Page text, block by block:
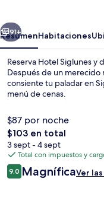
Siguiente
91+
ResumenHabitaciones
Reserva Hotel Siglunes y
Después de un merecido
consiente tu paladar en
menú de cenas.
$87 por noche
El
precio
total
es
de
$103 en total
3 sept - 4 sept
Total con impuestos y
Opiniones
9.09.0 de 10,
MagníficaVer